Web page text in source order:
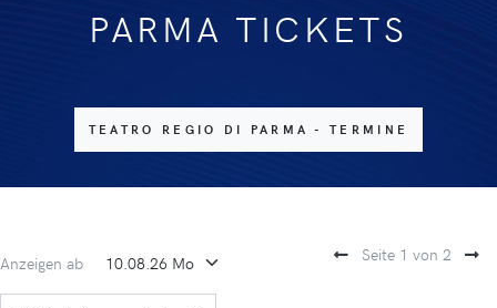
PARMA TICKETS
TEATRO REGIO DI PARMA - TERMINE
Anzeigen ab Seite 1 von 2